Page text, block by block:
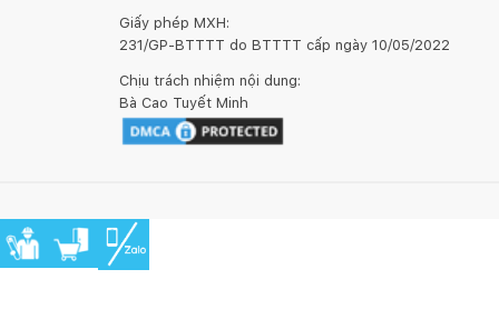
yên tâm khi mua sắm.
Giấy phép MXH:
231/GP-BTTTT do BTTTT cấp ngày 10/05/2022
Chịu trách nhiệm nội dung:
Bà Cao Tuyết Minh